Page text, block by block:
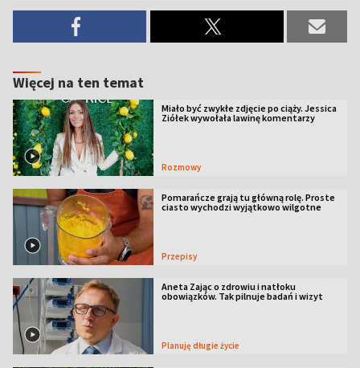
Więcej na ten temat
Miało być zwykłe zdjęcie po ciąży. Jessica
Ziółek wywołała lawinę komentarzy
Rozmowy
Pomarańcze grają tu główną rolę. Proste
ciasto wychodzi wyjątkowo wilgotne
Przepisy
Aneta Zając o zdrowiu i natłoku
obowiązków. Tak pilnuje badań i wizyt
Planuję długie życie